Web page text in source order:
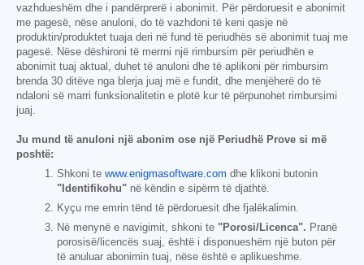
vazhdueshëm dhe i pandërprerë i abonimit. Për përdoruesit e abonimit
me pagesë, nëse anuloni, do të vazhdoni të keni qasje në
produktin/produktet tuaja deri në fund të periudhës së abonimit tuaj me
pagesë. Nëse dëshironi të merrni një rimbursim për periudhën e
abonimit tuaj aktual, duhet të anuloni dhe të aplikoni për rimbursim
brenda 30 ditëve nga blerja juaj më e fundit, dhe menjëherë do të
ndaloni së marri funksionalitetin e plotë kur të përpunohet rimbursimi
juaj.
Ju mund të anuloni një abonim ose një Periudhë Prove si më
poshtë:
Shkoni te www.enigmasoftware.com dhe klikoni butonin
"Identifikohu" në këndin e sipërm të djathtë.
Kyçu me emrin tënd të përdoruesit dhe fjalëkalimin.
Në menynë e navigimit, shkoni te "Porosi/Licenca". Pranë
porosisë/licencës suaj, është i disponueshëm një buton për
të anuluar abonimin tuaj, nëse është e aplikueshme.